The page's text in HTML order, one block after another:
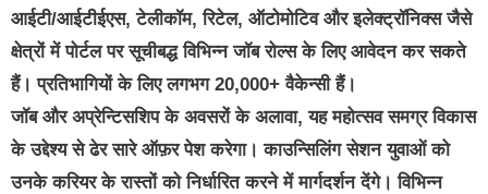
आईटी/आईटीईएस, टेलीकॉम, रिटेल, ऑटोमोटिव और इलेक्ट्रॉनिक्स जैसे
क्षेत्रों में पोर्टल पर सूचीबद्ध विभिन्न जॉब रोल्स के लिए आवेदन कर सकते
हैं। प्रतिभागियों के लिए लगभग 20,000+ वैकेन्सी हैं।
जॉब और अप्रेन्टिसशिप के अवसरों के अलावा, यह महोत्सव समग्र विकास
के उद्देश्य से ढेर सारे ऑफ़र पेश करेगा। काउन्सिलिंग सेशन युवाओं को
उनके करियर के रास्तों को निर्धारित करने में मार्गदर्शन देंगे। विभिन्न